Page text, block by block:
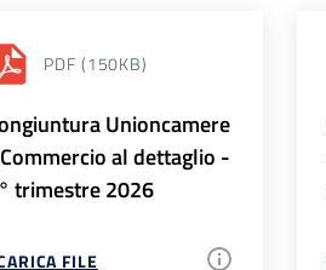
PDF (150KB)
Unioncamere
al dettaglio -
trimestre 2026
FILE